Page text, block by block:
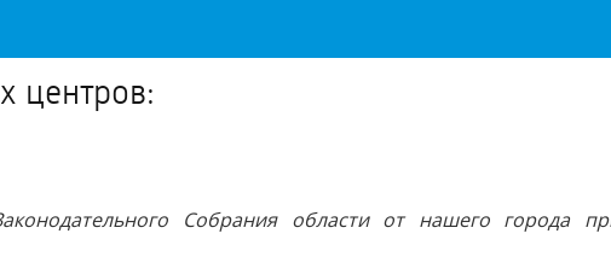
центров:
Собрания области от нашего города